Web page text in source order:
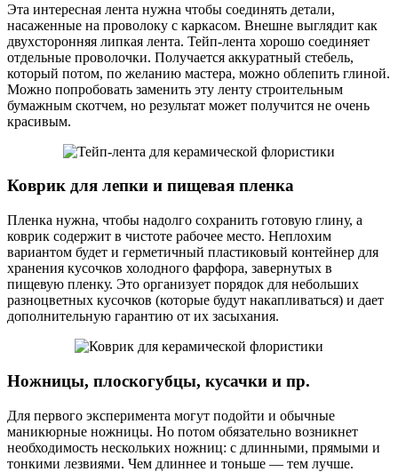
Эта интересная лента нужна чтобы соединять детали,
насаженные на проволоку с каркасом. Внешне выглядит как
двухсторонняя липкая лента. Тейп-лента хорошо соединяет
отдельные проволочки. Получается аккуратный стебель,
который потом, по желанию мастера, можно облепить глиной.
Можно попробовать заменить эту ленту строительным
бумажным скотчем, но результат может получится не очень
красивым.
Коврик для лепки и пищевая пленка
Пленка нужна, чтобы надолго сохранить готовую глину, а
коврик содержит в чистоте рабочее место. Неплохим
вариантом будет и герметичный пластиковый контейнер для
хранения кусочков холодного фарфора, завернутых в
пищевую пленку. Это организует порядок для небольших
разноцветных кусочков (которые будут накапливаться) и дает
дополнительную гарантию от их засыхания.
Ножницы, плоскогубцы, кусачки и пр.
Для первого эксперимента могут подойти и обычные
маникюрные ножницы. Но потом обязательно возникнет
необходимость нескольких ножниц: с длинными, прямыми и
тонкими лезвиями. Чем длиннее и тоньше — тем лучше.